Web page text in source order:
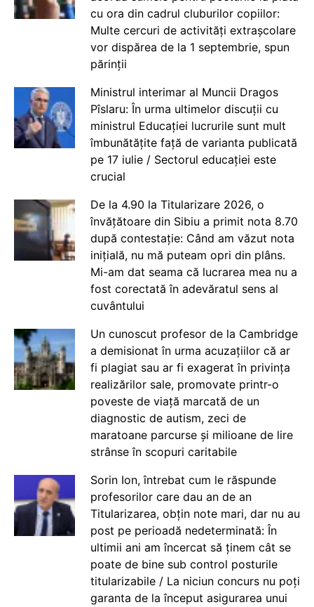
cu ora din cadrul cluburilor copiilor:
Multe cercuri de activități extrașcolare
vor dispărea de la 1 septembrie, spun
părinții
Ministrul interimar al Muncii Dragos
Pîslaru: În urma ultimelor discuții cu
ministrul Educației lucrurile sunt mult
îmbunătățite față de varianta publicată
pe 17 iulie / Sectorul educației este
crucial
De la 4.90 la Titularizare 2026, o
învățătoare din Sibiu a primit nota 8.70
după contestație: Când am văzut nota
inițială, nu mă puteam opri din plâns.
Mi-am dat seama că lucrarea mea nu a
fost corectată în adevăratul sens al
cuvântului
Un cunoscut profesor de la Cambridge
a demisionat în urma acuzațiilor că ar
fi plagiat sau ar fi exagerat în privința
realizărilor sale, promovate printr-o
poveste de viață marcată de un
diagnostic de autism, zeci de
maratoane parcurse și milioane de lire
strânse în scopuri caritabile
Sorin Ion, întrebat cum le răspunde
profesorilor care dau an de an
Titularizarea, obțin note mari, dar nu au
post pe perioadă nedeterminată: În
ultimii ani am încercat să ținem cât se
poate de bine sub control posturile
titularizabile / La niciun concurs nu poți
garanta de la început asigurarea unui